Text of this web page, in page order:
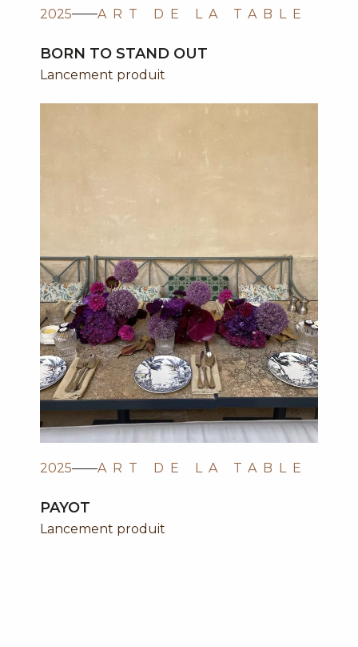
2025 ART DE LA TABLE
BORN TO STAND OUT
Lancement produit
2025 ART DE LA TABLE
PAYOT
Lancement produit